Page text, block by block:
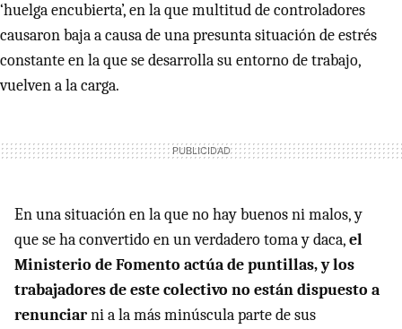
‘huelga encubierta’, en la que multitud de controladores
causaron baja a causa de una presunta situación de estrés
constante en la que se desarrolla su entorno de trabajo,
vuelven a la carga.
En una situación en la que no hay buenos ni malos, y
que se ha convertido en un verdadero toma y daca,el
Ministerio de Fomento actúa de puntillas, y los
trabajadores de este colectivo no están dispuesto a
renunciarni a la más minúscula parte de sus